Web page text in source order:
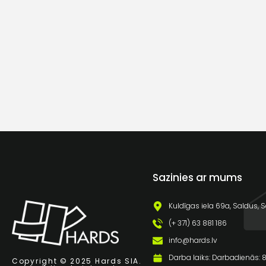
Copyright © 2025 Hards SIA.
Sazinies ar mums
Kuldīgas iela 69a, Saldus,
(+ 371) 63 881 186
info@hards.lv
Darba laiks: Darbadienās: